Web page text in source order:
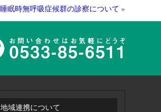
睡眠時無呼吸症候群の診察について »
地域連携について